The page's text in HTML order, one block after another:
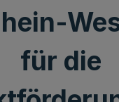
für die